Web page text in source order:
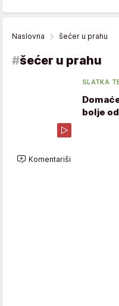
Naslovna šećer u prahu
#šećer u prahu
SLATKA
bolje
Komentariši